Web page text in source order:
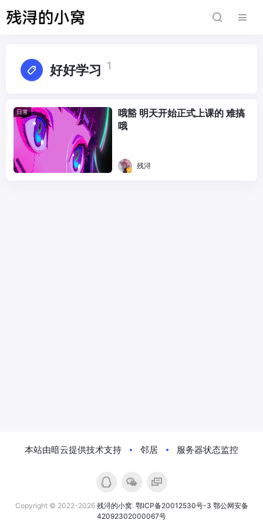
好好学习 1
日常
哦豁 明天开始正式上课的 难搞
哦
残浔
本站由暗云提供技术支持 邻居 服务器状态监控
Copyright © 2022-2026 残浔的小窝. 鄂ICP备20012530号-3 鄂公网安备
42092302000067号